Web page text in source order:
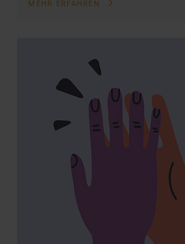
MEHR ERFAHREN